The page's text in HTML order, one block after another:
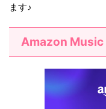
ます♪
Amazon